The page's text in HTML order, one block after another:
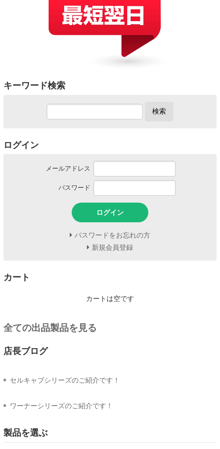
キーワード検索
検索
ログイン
メールアドレス
パスワード
ログイン
パスワードをお忘れの方
新規会員登録
カート
カートは空です
全ての出品製品を見る
店長ブログ
セルキャブシリーズのご紹介です！
ワーナーシリーズのご紹介です！
製品を選ぶ